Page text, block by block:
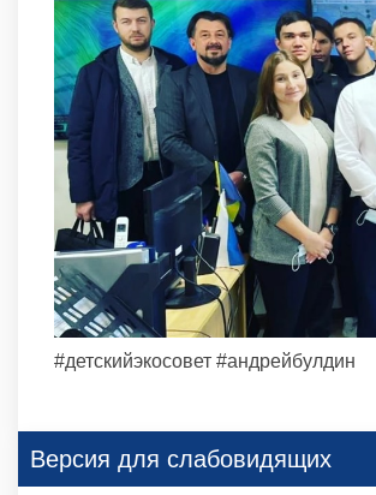
#детскийэкосовет #андрейбулдин
Версия для слабовидящих